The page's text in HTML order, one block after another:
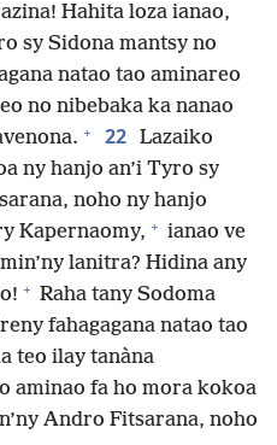
Hahita loza ianao,
sy Sidona mantsy no
natao tao aminareo
no nibebaka ka nanao
+ 22 Lazaiko
ny hanjo an’i Tyro sy
noho ny hanjo
Kapernaomy, + ianao ve
lanitra? Hidina any
+ Raha tany Sodoma
fahagagana natao tao
teo ilay tanàna
aminao fa ho mora kokoa
Andro Fitsarana, noho